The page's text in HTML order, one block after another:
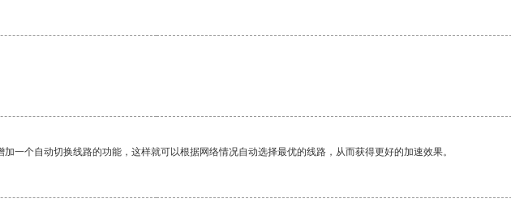
一个自动切换线路的功能，这样就可以根据网络情况自动选择最优的线路，从而获得更好的加速效果。